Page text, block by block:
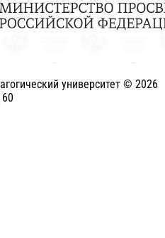
университет © 2026